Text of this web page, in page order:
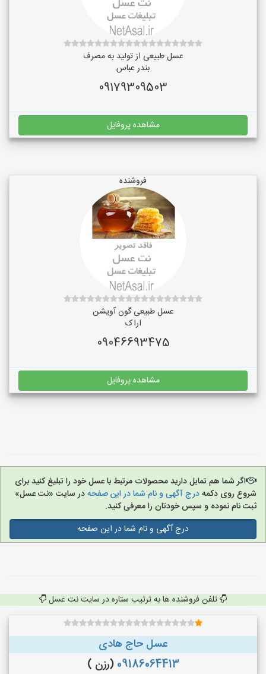
عسل طبیعی از تولید به مصرف
بندر عباس
09179309503
مشاهده پروفایل
فروشنده
عسل طبیعی گون آویشن
اراک
09046693475
مشاهده پروفایل
اگر شما هم تمایل دارید محصولات مرتبط با عسل خود را تبلیغ کنید برای
شروع روی دکمهدرج آگهی و نام شما در این صفحهدر سایت «نت عسل»
ثبت نام نموده و سپس خودتان را معرفی کنید.
درج آگهی و نام شما در این صفحه
تلفن فروشنده ها به ترتیب ستاره در سایت نت عسل
عسل حاج هادی
09186064413 (رزن )